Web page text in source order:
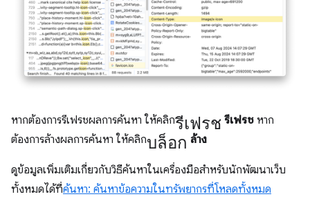
หากต้องการรีเฟรชผลการค้นหา ให้คลิกรีเฟรช รีเฟรช หาก
ต้องการล้างผลการค้นหา ให้คลิกบล็อก ล้าง
ดูข้อมูลเพิ่มเติมเกี่ยวกับวิธีค้นหาในเครื่องมือสำหรับนักพัฒนาเว็บ
ทั้งหมดได้ที่ค้นหา: ค้นหาข้อความในทรัพยากรที่โหลดทั้งหมด